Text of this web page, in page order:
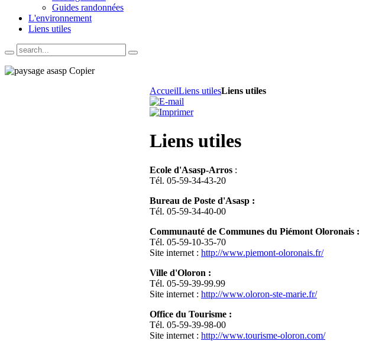
Guides randonnées
L'environnement
Liens utiles
AccueilLiens utilesLiens utiles
Liens utiles
Ecole d'Asasp-Arros :
Tél. 05-59-34-43-20
Bureau de Poste d'Asasp :
Tél. 05-59-34-40-00
Communauté de Communes du Piémont Oloronais :
Tél. 05-59-10-35-70
Site internet : http://www.piemont-oloronais.fr/
Ville d'Oloron :
Tél. 05-59-39-99.99
Site internet : http://www.oloron-ste-marie.fr/
Office du Tourisme :
Tél. 05-59-39-98-00
Site internet : http://www.tourisme-oloron.com/